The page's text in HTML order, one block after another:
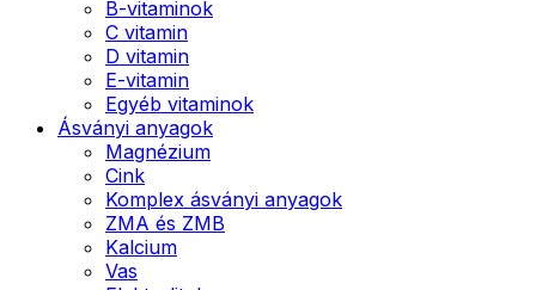
B-vitaminok
C vitamin
D vitamin
E-vitamin
Egyéb vitaminok
Ásványi anyagok
Magnézium
Cink
Komplex ásványi anyagok
ZMA és ZMB
Kalcium
Vas